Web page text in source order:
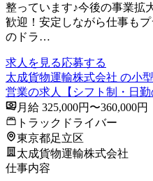
整っています♪今後の事業拡
歓迎！安定しながら仕事も
のドラ…
求人を見る応募する
太成貨物運輸株式会社 の小
営業の求人【シフト制・日
月給 325,000円〜360,000円
トラックドライバー
東京都足立区
太成貨物運輸株式会社
仕事内容